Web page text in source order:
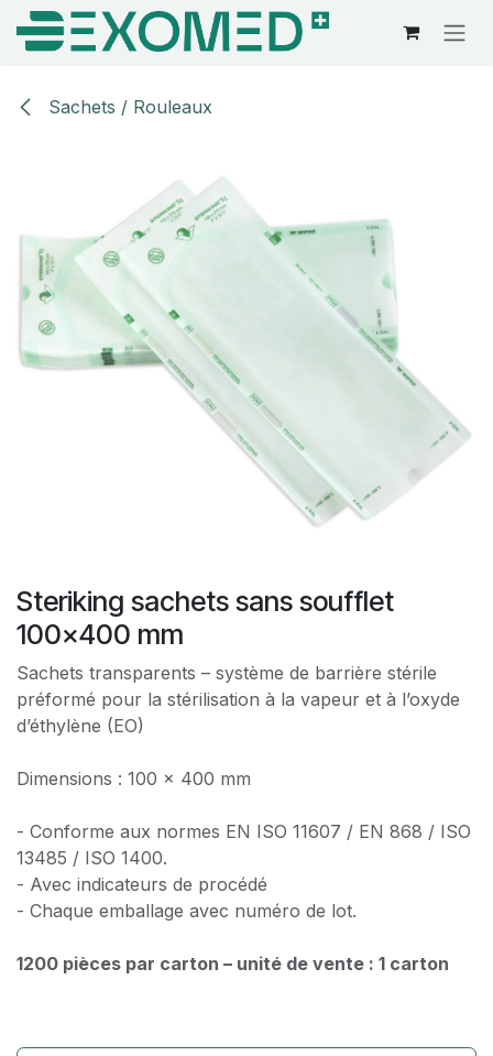
Se rendre au contenu
Sachets / Rouleaux
Steriking sachets sans soufflet
100x400 mm
Sachets transparents – système de barrière stérile
préformé pour la stérilisation à la vapeur et à l’oxyde
d’éthylène (EO)
Dimensions : 100 x 400 mm
- Conforme aux normes EN ISO 11607 / EN 868 / ISO
13485 / ISO 1400.
- Avec indicateurs de procédé
- Chaque emballage avec numéro de lot.
1200 pièces par carton – unité de vente : 1 carton